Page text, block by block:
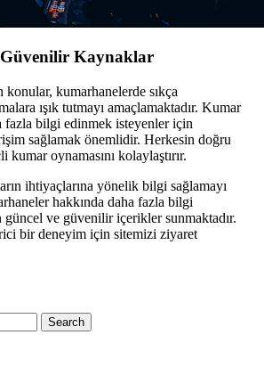
Kaynaklar
konular, kumarhanelerde sıkça
ışık tutmayı amaçlamaktadır. Kumar
fazla bilgi edinmek isteyenler için
sağlamak önemlidir. Herkesin doğru
oynamasını kolaylaştırır.
ihtiyaçlarına yönelik bilgi sağlamayı
hakkında daha fazla bilgi
ve güvenilir içerikler sunmaktadır.
bir deneyim için sitemizi ziyaret
Search